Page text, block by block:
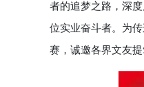
者的追梦之路，深
位实业奋斗者。为
赛，诚邀各界文友